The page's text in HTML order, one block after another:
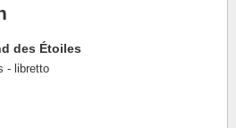
des Étoiles
- libretto